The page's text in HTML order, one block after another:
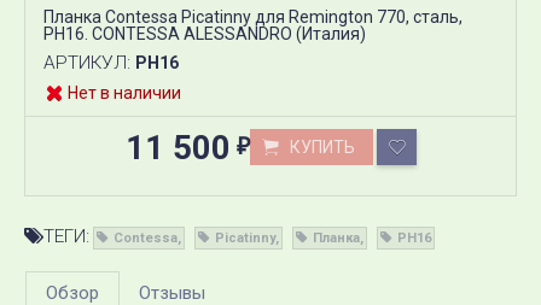
Планка Contessa Picatinny для Remington 770, сталь,
PH16. CONTESSA ALESSANDRO (Италия)
АРТИКУЛ: PH16
Нет в наличии
11 500 ₽ КУПИТЬ
ТЕГИ: Contessa Picatinny Планка PH16
Обзор Отзывы